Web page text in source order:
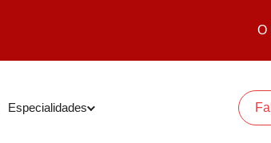
O
Especialidades